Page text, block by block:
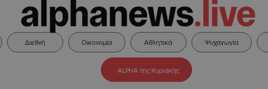
Διεθνή Οικονομία Αθλητικά Ψυχαγωγία
ALPHA της Κυριακής